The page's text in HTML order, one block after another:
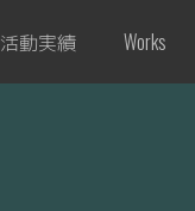
活動実績 Works